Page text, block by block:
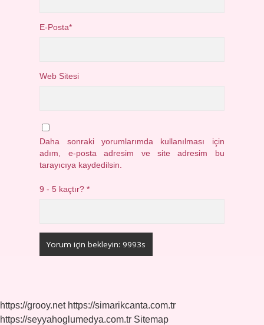
E-Posta*
Web Sitesi
Daha sonraki yorumlarımda kullanılması için
adım, e-posta adresim ve site adresim bu
tarayıcıya kaydedilsin.
9 - 5 kaçtır?*
https://grooy.net https://simarikcanta.com.tr
https://seyyahoglumedya.com.tr Sitemap